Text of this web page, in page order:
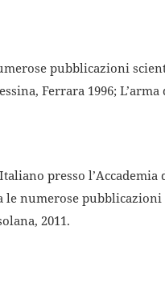
pubblicazioni
Ferrara 1996;
presso l’Accademia
le numerose
2011.